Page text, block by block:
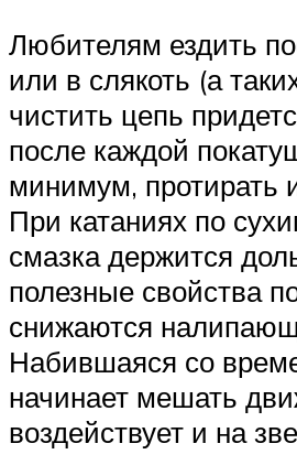
Любителям ездить
или в слякоть (а
чистить цепь
после каждой
минимум, протирать
При катаниях по
смазка держится
полезные свойства
снижаются
Набившаяся со
начинает мешать
воздействует и на